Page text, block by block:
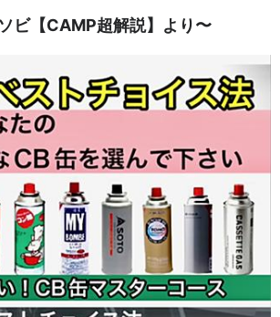
ビ【CAMP超解説】より〜